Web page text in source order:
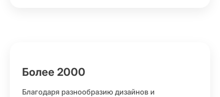
Более 2000
Благодаря разнообразию дизайнов и